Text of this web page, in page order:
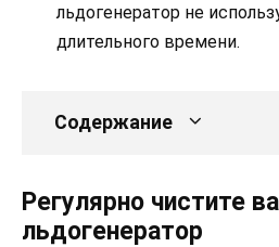
льдогенератор не
длительного времени.
Содержание
Регулярно чистите
льдогенератор